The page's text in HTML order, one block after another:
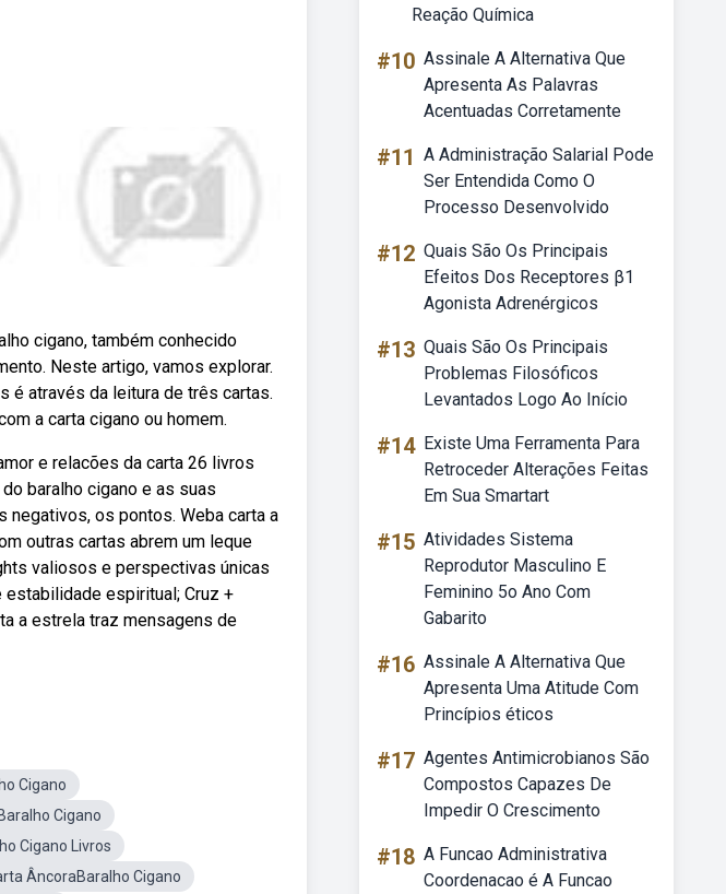
cigano, também conhecido
Neste artigo, vamos explorar.
é através da leitura de três cartas.
a carta cigano ou homem.
e relacões da carta 26 livros
baralho cigano e as suas
os pontos. Weba carta a
outras cartas abrem um leque
valiosos e perspectivas únicas
estabilidade espiritual; Cruz +
a estrela traz mensagens de
Cigano
Cigano
Cigano Livros
ÂncoraBaralho Cigano
Reação Química
#10 Assinale A Alternativa Que
Apresenta As Palavras
Acentuadas Corretamente
#11 A Administração Salarial Pode
Ser Entendida Como O
Processo Desenvolvido
#12 Quais São Os Principais
Efeitos Dos Receptores β1
Agonista Adrenérgicos
#13 Quais São Os Principais
Problemas Filosóficos
Levantados Logo Ao Início
#14 Existe Uma Ferramenta Para
Retroceder Alterações Feitas
Em Sua Smartart
#15 Atividades Sistema
Reprodutor Masculino E
Feminino 5o Ano Com
Gabarito
#16 Assinale A Alternativa Que
Apresenta Uma Atitude Com
Princípios éticos
#17 Agentes Antimicrobianos São
Compostos Capazes De
Impedir O Crescimento
#18 A Funcao Administrativa
Coordenacao é A Funcao